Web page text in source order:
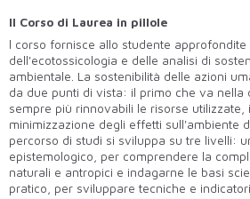
Il Corso di Laurea in pillole
l corso fornisce allo studente
dell'ecotossicologia e delle analisi di
ambientale. La sostenibilità delle azioni
da due punti di vista: il primo che va nella
sempre più rinnovabili le risorse utilizzate,
minimizzazione degli effetti sull'ambiente
percorso di studi si sviluppa su tre livelli:
epistemologico, per comprendere la
naturali e antropici e indagarne le basi
pratico, per sviluppare tecniche e